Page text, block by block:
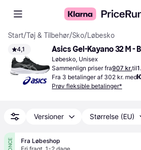
Start/Tøj & Tilbehør/Sko/Løbesko
4,1 Asics Gel-Kayano 32 M -
Løbesko, Unisex
Sammenlign priser fra907 kr.til
Fra 3 betalinger af 302 kr. med
Prøv fleksible betalinger*
Versioner Størrelse (EU)
Fra Løbeshop